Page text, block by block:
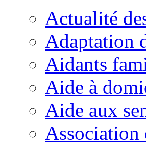
Actualité
Adaptation
Aidants
Aide à
Aide aux
Association